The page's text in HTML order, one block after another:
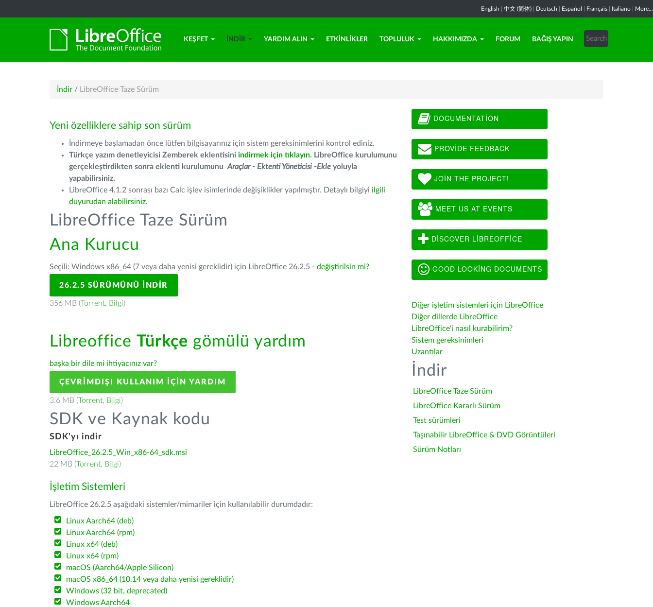
English 中文 (简体) Deutsch Español Français Italiano More...
KEŞFET İNDIR YARDIM ALIN ETKINLIKLER TOPLULUK HAKKIMIZDA FORUM BAĞIŞ YAPIN
İndir / LibreOffice Taze Sürüm
Yeni özelliklere sahip son sürüm
İndirmeye başlamadan önce lütfen bilgisayarınız için sistem gereksinimlerini kontrol ediniz.
Türkçe yazım denetleyicisi Zemberek eklentisini indirmek için tıklayın. LibreOffice kurulumunu
gerçekleştirdikten sonra eklenti kurulumunu Araçlar - Ektenti Yöneticisi -Ekle yoluyla
yapabilirsiniz.
LibreOffice 4.1.2 sonrası bazı Calc işlev isimlerinde değişiklikler yapılmıştır. Detaylı bilgiyi ilgili
duyurudan alabilirsiniz.
LibreOffice Taze Sürüm
Ana Kurucu
Seçili: Windows x86_64 (7 veya daha yenisi gereklidir) için LibreOffice 26.2.5 - değiştirilsin mi?
26.2.5 SÜRÜMÜNÜ İNDIR
356 MB (Torrent, Bilgi)
Libreoffice Türkçe gömülü yardım
başka bir dile mi ihtiyacınız var?
ÇEVRIMDIŞI KULLANIM IÇIN YARDIM
3.6 MB (Torrent, Bilgi)
SDK ve Kaynak kodu
SDK'yı indir
LibreOffice_26.2.5_Win_x86-64_sdk.msi
22 MB (Torrent, Bilgi)
İşletim Sistemleri
LibreOffice 26.2.5 aşağıdaki sistemler/mimariler için kullanılabilir durumdadır:
Linux Aarch64 (deb)
Linux Aarch64 (rpm)
Linux x64 (deb)
Linux x64 (rpm)
macOS (Aarch64/Apple Silicon)
macOS x86_64 (10.14 veya daha yenisi gereklidir)
Windows (32 bit, deprecated)
Windows Aarch64
DOCUMENTATION
PROVIDE FEEDBACK
JOIN THE PROJECT!
MEET US AT EVENTS
DISCOVER LIBREOFFICE
GOOD LOOKING DOCUMENTS
Diğer işletim sistemleri için LibreOffice
Diğer dillerde LibreOffice
LibreOffice'i nasıl kurabilirim?
Sistem gereksinimleri
Uzantılar
İndir
LibreOffice Taze Sürüm
LibreOffice Kararlı Sürüm
Test sürümleri
Taşınabilir LibreOffice & DVD Görüntüleri
Sürüm Notları